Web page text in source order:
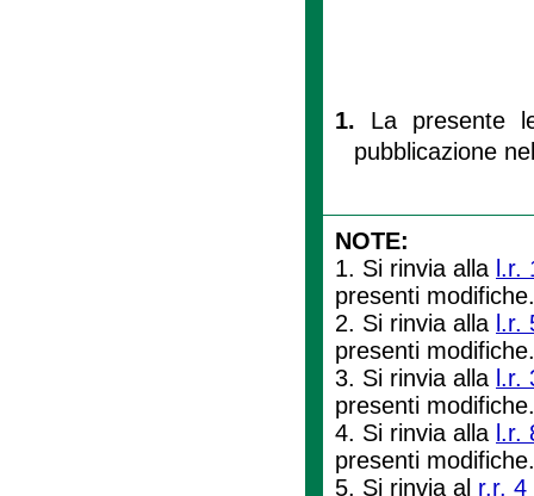
1. La presente
pubblicazione
NOTE:
1. Si rinvia alla l.r.
presenti
2. Si rinvia alla l.r.
presenti
3. Si rinvia alla l.r.
presenti
4. Si rinvia alla l.r.
presenti
5. Si rinvia al r.r. 4